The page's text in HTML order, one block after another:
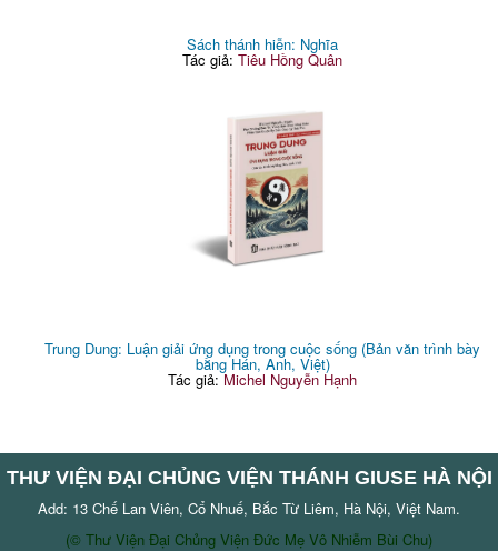
Sách thánh hiễn: Nghĩa
Tác giả:Tiêu Hồng Quân
Trung Dung: Luận giải ứng dụng trong cuộc sống (Bản văn trình bày
bằng Hán, Anh, Việt)
Tác giả:Michel Nguyễn Hạnh
THƯ VIỆN ĐẠI CHỦNG VIỆN THÁNH GIUSE HÀ NỘI
Add: 13 Chế Lan Viên, Cổ Nhuế, Bắc Từ Liêm, Hà Nội, Việt Nam.
(© Thư Viện Đại Chủng Viện Đức Mẹ Vô Nhiễm Bùi Chu)